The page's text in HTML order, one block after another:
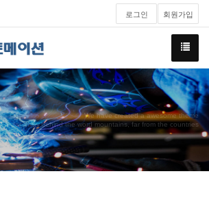
로그인 회원가입
We have created a awesome theme
Far far away,behind the word mountains, far from the countries